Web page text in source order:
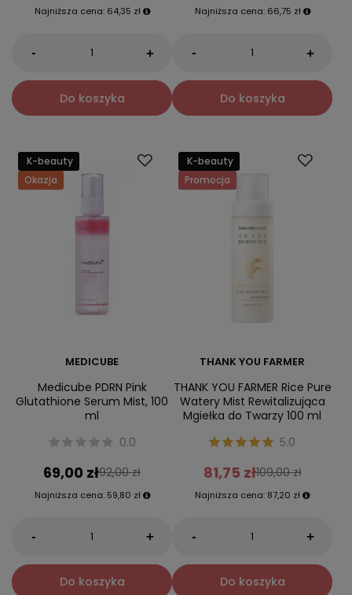
Najniższa cena: 64,35 zł
- +
Do koszyka
Najniższa cena: 66,75 zł
- +
Do koszyka
K-beauty
Okazja
MEDICUBE
Medicube PDRN Pink
Glutathione Serum Mist, 100
ml
0.0
69,00 zł92,00 zł
Najniższa cena: 59,80 zł
- +
Do koszyka
K-beauty
Promocja
THANK YOU FARMER
THANK YOU FARMER Rice Pure
Watery Mist Rewitalizująca
Mgiełka do Twarzy 100 ml
5.0
81,75 zł109,00 zł
Najniższa cena: 87,20 zł
- +
Do koszyka